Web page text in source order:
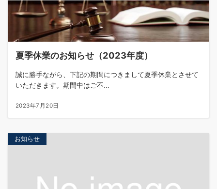
夏季休業のお知らせ（2023年度）
誠に勝手ながら、下記の期間につきまして夏季休業とさせて
いただきます。期間中はご不…
2023年7月20日
お知らせ